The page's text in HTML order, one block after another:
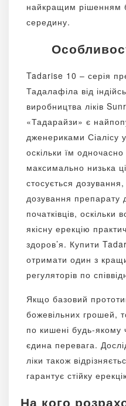
найкращим рішенням
середину.
Tadarise 10 – серія
Тадалафіла від
виробництва ліків
«Тадарайзи» є
дженериками Сіалісу
оскільки їм
максимально низька
стосується
дозування препарату
початківців, оскільки
якісну ерекцію
здоров’я. Купити
отримати один з
регуляторів по
Якщо базовий
божевільних грошей,
по кишені будь-якому
єдина перевага.
ліки також
гарантує стійку
На кого